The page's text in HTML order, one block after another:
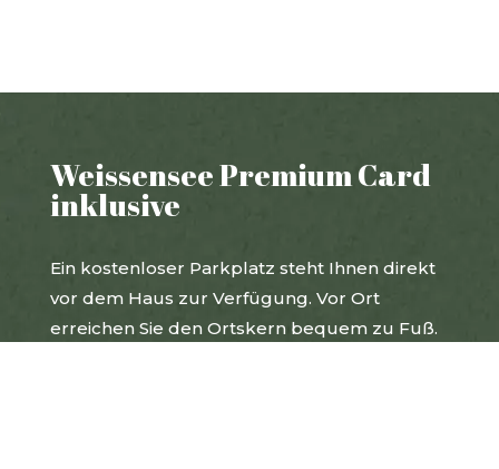
Weissensee Premium Card
inklusive
Ein kostenloser Parkplatz steht Ihnen direkt
vor dem Haus zur Verfügung. Vor Ort
erreichen Sie den Ortskern bequem zu Fuß.